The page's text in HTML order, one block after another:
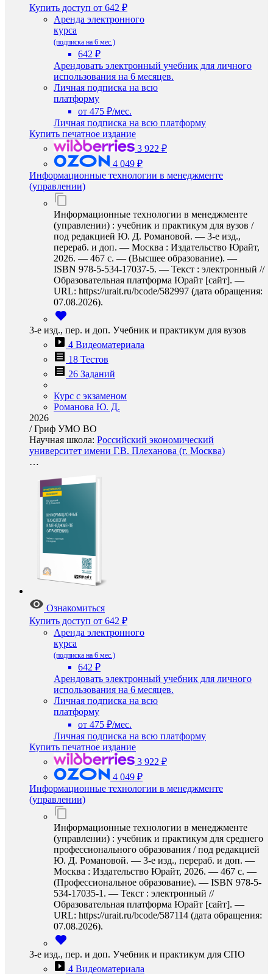
Купить доступ от 642 ₽
Аренда электронного
курса
(подписка на 6 мес.)
642 ₽
Арендовать электронный учебник для личного
использования на 6 месяцев.
Личная подписка на всю
платформу
от 475 ₽/мес.
Личная подписка на всю платформу
Купить печатное издание
3 922 ₽
4 049 ₽
Информационные технологии в менеджменте
(управлении)
Информационные технологии в менеджменте
(управлении) : учебник и практикум для вузов /
под редакцией Ю. Д. Романовой. — 3-е изд.,
перераб. и доп. — Москва : Издательство Юрайт,
2026. — 467 с. — (Высшее образование). —
ISBN 978-5-534-17037-5. — Текст : электронный //
Образовательная платформа Юрайт [сайт]. —
URL: https://urait.ru/bcode/582997 (дата обращения:
07.08.2026).
3-е изд., пер. и доп. Учебник и практикум для вузов
4 Видеоматериала
18 Тестов
26 Заданий
Курс с экзаменом
Романова Ю. Д.
2026
/Гриф УМО ВО
Научная школа: Российский экономический
университет имени Г.В. Плеханова (г. Москва)
…
Ознакомиться
Купить доступ от 642 ₽
Аренда электронного
курса
(подписка на 6 мес.)
642 ₽
Арендовать электронный учебник для личного
использования на 6 месяцев.
Личная подписка на всю
платформу
от 475 ₽/мес.
Личная подписка на всю платформу
Купить печатное издание
3 922 ₽
4 049 ₽
Информационные технологии в менеджменте
(управлении)
Информационные технологии в менеджменте
(управлении) : учебник и практикум для среднего
профессионального образования / под редакцией
Ю. Д. Романовой. — 3-е изд., перераб. и доп. —
Москва : Издательство Юрайт, 2026. — 467 с. —
(Профессиональное образование). — ISBN 978-5-
534-17035-1. — Текст : электронный //
Образовательная платформа Юрайт [сайт]. —
URL: https://urait.ru/bcode/587114 (дата обращения:
07.08.2026).
3-е изд., пер. и доп. Учебник и практикум для СПО
4 Видеоматериала